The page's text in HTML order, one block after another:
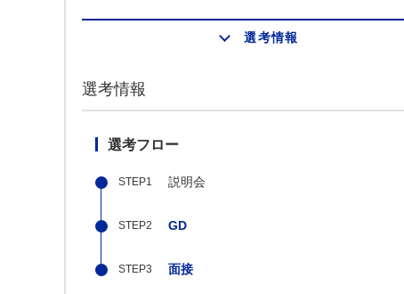
選考情報
選考情報
選考フロー
説明会
GD
面接